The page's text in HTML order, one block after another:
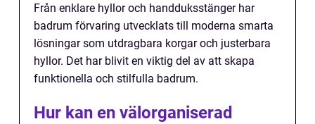
Från enklare hyllor och handduksstänger har
badrum förvaring utvecklats till moderna smarta
lösningar som utdragbara korgar och justerbara
hyllor. Det har blivit en viktig del av att skapa
funktionella och stilfulla badrum.
Hur kan en välorganiserad